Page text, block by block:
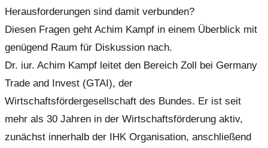
Herausforderungen sind damit verbunden?
Diesen Fragen geht Achim Kampf in einem Überblick mit
genügend Raum für Diskussion nach.
Dr. iur. Achim Kampf leitet den Bereich Zoll bei Germany
Trade and Invest (GTAI), der
Wirtschaftsfördergesellschaft des Bundes. Er ist seit
mehr als 30 Jahren in der Wirtschaftsförderung aktiv,
zunächst innerhalb der IHK Organisation, anschließend